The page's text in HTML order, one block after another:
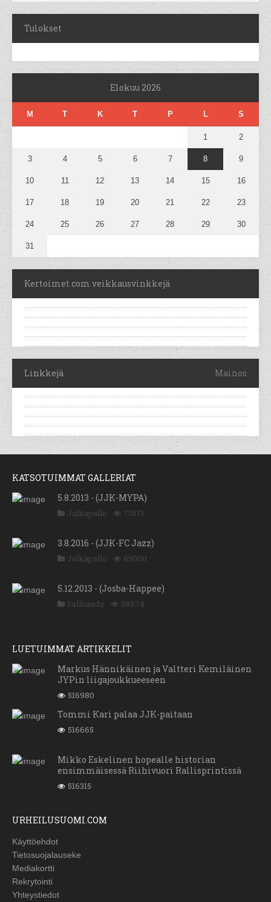
Tulokset
Elokuu 2026
M T K T P L S
1 2
3 4 5 6 7 8 9
10 11 12 13 14 15 16
17 18 19 20 21 22 23
24 25 26 27 28 29 30
31
Kertoimet.com veikkausvinkkejä
Linkkejä Mainos
KATSOTUIMMAT GALLERIAT
5.8.2013 - (JJK-MYPA)
Jalkapallo 71871
3.8.2016 - (JJK-FC Jazz)
Jalkapallo 65000
5.12.2013 - (Josba-Happee)
Salibandy 58874
LUETUIMMAT ARTIKKELIT
Markus Hännikäinen ja Valtteri Kemiläinen
JYPin liigajoukkueeseen
516980
Tommi Kari palaa JJK-paitaan
516665
Mikko Eskelinen hopealle historian
ensimmäisessä Riihivuori Rallisprintissä
516315
URHEILUSUOMI.COM
Käyttöehdot
Tietosuojalauseke
Mediakortti
Rekrytointi
Yhteystiedot